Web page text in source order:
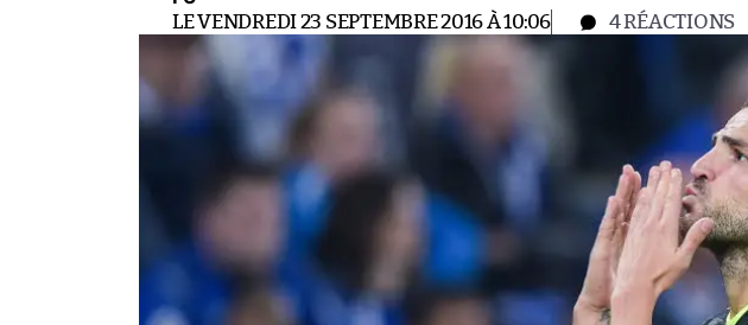
LE VENDREDI 23 SEPTEMBRE 2016 À 10:06 4RÉACTIONS